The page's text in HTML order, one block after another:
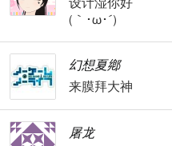
设计湿你好
(｀･ω･´)ゞ
幻想夏鄕
来膜拜大神
屠龙